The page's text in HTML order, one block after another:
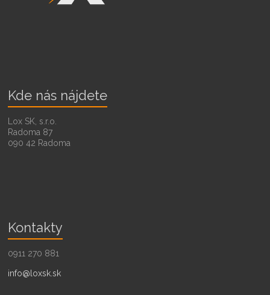
Kde nás nájdete
Lox SK, s.r.o.
Radoma 87
090 42 Radoma
Kontakty
0911 270 881
info@loxsk.sk